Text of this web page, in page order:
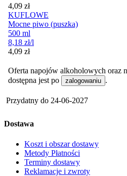
Cena
4,09 zł
KUFLOWE
Mocne piwo (puszka)
500 ml
8,18 zł/l
Cena
4,09 zł
Oferta napojów alkoholowych oraz
dostępna jest po
zalogowaniu .
Przydatny do 24-06-2027
Dostawa
Koszt i obszar dostawy
Metody Płatności
Terminy dostawy
Reklamacje i zwroty